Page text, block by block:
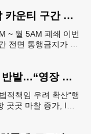
주말 포장공사로 I-285 캅 카운티 구간 통행금지
~ 월 5AM 폐쇄 이번
전면 통행금지가 시
항공사들, ICE 공항 단속 반발…“영장 없인 협조 불가”
적책임 우려 확산“행
곳곳 마찰 증가, ICE